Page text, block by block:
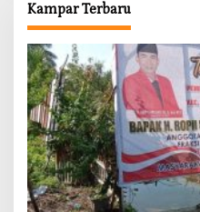
Kampar Terbaru